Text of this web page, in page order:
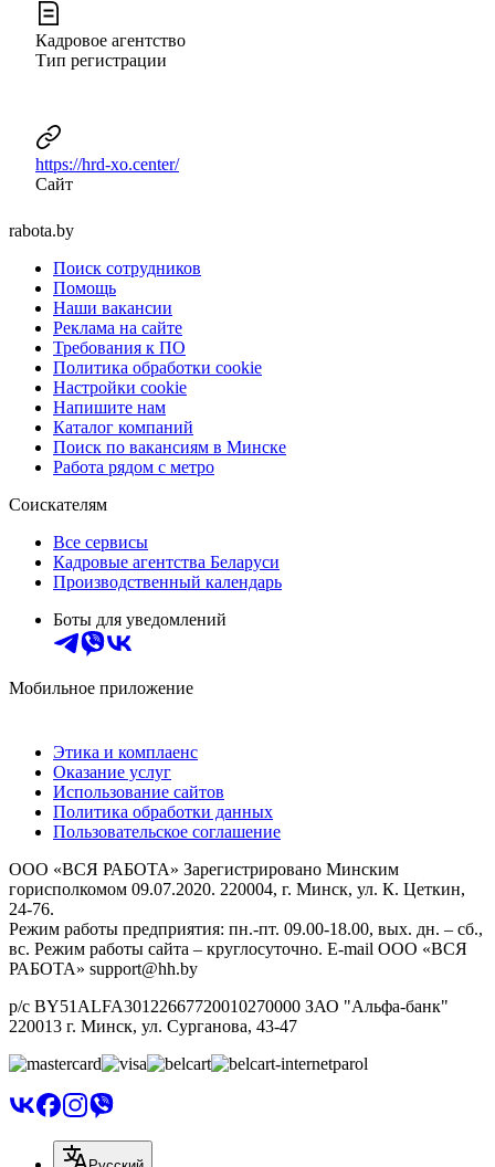
Кадровое агентство
Тип регистрации
https://hrd-xo.center/
Сайт
rabota.by
Поиск сотрудников
Помощь
Наши вакансии
Реклама на сайте
Требования к ПО
Политика обработки cookie
Настройки cookie
Напишите нам
Каталог компаний
Поиск по вакансиям в Минске
Работа рядом с метро
Соискателям
Все сервисы
Кадровые агентства Беларуси
Производственный календарь
Боты для уведомлений
Мобильное приложение
Этика и комплаенс
Оказание услуг
Использование сайтов
Политика обработки данных
Пользовательское соглашение
ООО «ВСЯ РАБОТА» Зарегистрировано Минским
горисполкомом 09.07.2020. 220004, г. Минск, ул. К. Цеткин,
24-76.
Режим работы предприятия: пн.-пт. 09.00-18.00, вых. дн. – сб.,
вс. Режим работы сайта – круглосуточно. E-mail ООО «ВСЯ
РАБОТА» support@hh.by
р/с BY51ALFA30122667720010270000 ЗАО "Альфа-банк"
220013 г. Минск, ул. Сурганова, 43‑47